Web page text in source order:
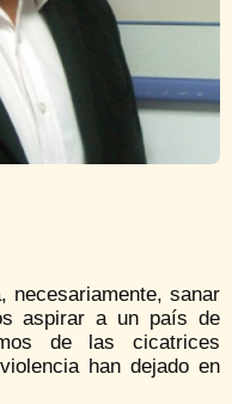
necesariamente, sanar
aspirar a un país de
de las cicatrices
han dejado en